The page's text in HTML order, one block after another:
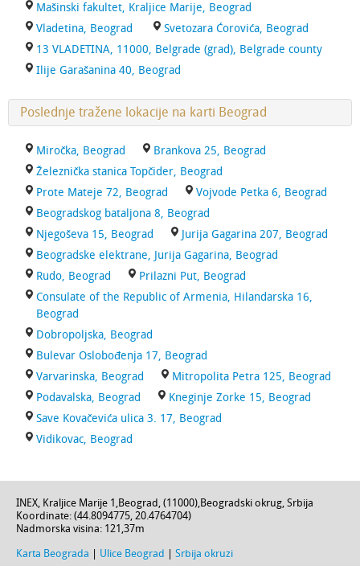
Mašinski fakultet, Kraljice Marije, Beograd
Vladetina, Beograd
Svetozara Ćorovića, Beograd
13 VLADETINA, 11000, Belgrade (grad), Belgrade county
Ilije Garašanina 40, Beograd
Poslednje tražene lokacije na karti Beograd
Miročka, Beograd
Brankova 25, Beograd
Železnička stanica Topčider, Beograd
Prote Mateje 72, Beograd
Vojvode Petka 6, Beograd
Beogradskog bataljona 8, Beograd
Njegoševa 15, Beograd
Jurija Gagarina 207, Beograd
Beogradske elektrane, Jurija Gagarina, Beograd
Rudo, Beograd
Prilazni Put, Beograd
Consulate of the Republic of Armenia, Hilandarska 16,
Beograd
Dobropoljska, Beograd
Bulevar Oslobođenja 17, Beograd
Varvarinska, Beograd
Mitropolita Petra 125, Beograd
Podavalska, Beograd
Kneginje Zorke 15, Beograd
Save Kovačevića ulica 3. 17, Beograd
Vidikovac, Beograd
INEX, Kraljice Marije 1 ,Beograd, (11000),Beogradski okrug, Srbija
Koordinate: (44.8094775, 20.4764704)
Nadmorska visina: 121,37m
Karta Beograda Ulice Beograd Srbija okruzi